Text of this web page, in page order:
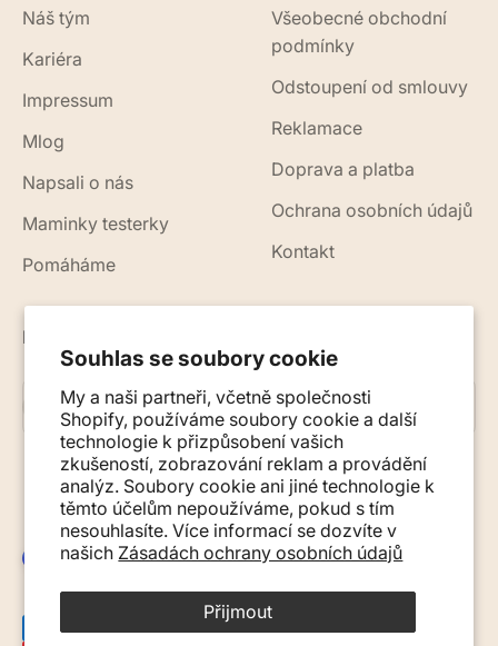
Souhlas se soubory cookie
My a naši partneři, včetně společnosti
Shopify, používáme soubory cookie a další
technologie k přizpůsobení vašich
zkušeností, zobrazování reklam a provádění
analýz. Soubory cookie ani jiné technologie k
těmto účelům nepoužíváme, pokud s tím
nesouhlasíte. Více informací se dozvíte v
našich Zásadách ochrany osobních údajů
Přijmout
Náš tým
Kariéra
Impressum
Mlog
Napsali o nás
Maminky testerky
Pomáháme
Všeobecné obchodní
podmínky
Odstoupení od smlouvy
Reklamace
Doprava a platba
Ochrana osobních údajů
Kontakt
Novinky, rady a tipy na váš e-mail
E-mail
Přihlásit se k odběru
Česko (CZK Kč)